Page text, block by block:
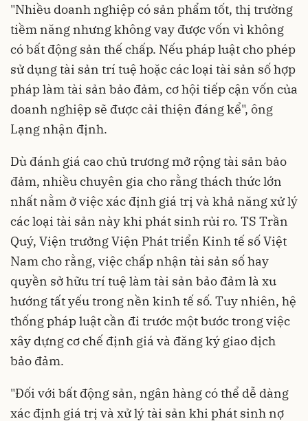
"Nhiều doanh nghiệp có sản phẩm tốt, thị trường
tiềm năng nhưng không vay được vốn vì không
có bất động sản thế chấp. Nếu pháp luật cho phép
sử dụng tài sản trí tuệ hoặc các loại tài sản số hợp
pháp làm tài sản bảo đảm, cơ hội tiếp cận vốn của
doanh nghiệp sẽ được cải thiện đáng kể", ông
Lạng nhận định.
Dù đánh giá cao chủ trương mở rộng tài sản bảo
đảm, nhiều chuyên gia cho rằng thách thức lớn
nhất nằm ở việc xác định giá trị và khả năng xử lý
các loại tài sản này khi phát sinh rủi ro. TS Trần
Quý, Viện trưởng Viện Phát triển Kinh tế số Việt
Nam cho rằng, việc chấp nhận tài sản số hay
quyền sở hữu trí tuệ làm tài sản bảo đảm là xu
hướng tất yếu trong nền kinh tế số. Tuy nhiên, hệ
thống pháp luật cần đi trước một bước trong việc
xây dựng cơ chế định giá và đăng ký giao dịch
bảo đảm.
"Đối với bất động sản, ngân hàng có thể dễ dàng
xác định giá trị và xử lý tài sản khi phát sinh nợ